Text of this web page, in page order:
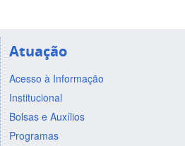
Atuação
Acesso à Informação
Institucional
Bolsas e Auxílios
Programas